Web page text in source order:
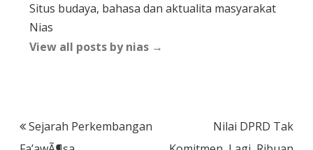
Situs budaya, bahasa dan aktualita masyarakat
Nias
View all posts by nias →
Post
Sejarah Perkembangan
Nilai DPRD Tak